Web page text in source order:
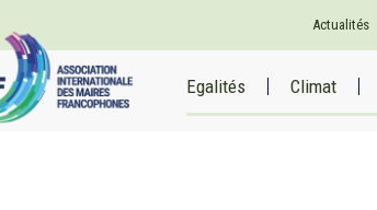
Actualités
Egalités Climat